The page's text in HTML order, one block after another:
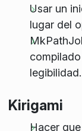
Usar un
lugar del
legibilidad.
Kirigami
Hacer